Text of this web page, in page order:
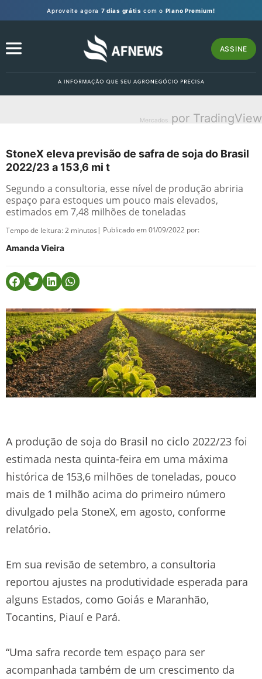
Aproveite agora 7 dias grátis com o Plano Premium!
ASSINE
Mercados por TradingView
StoneX eleva previsão de safra de soja do Brasil
2022/23 a 153,6 mi t
Segundo a consultoria, esse nível de produção abriria
espaço para estoques um pouco mais elevados,
estimados em 7,48 milhões de toneladas
Tempo de leitura:2 minutos | Publicado em 01/09/2022 por:
Amanda Vieira
A produção de soja do Brasil no ciclo 2022/23 foi
estimada nesta quinta-feira em uma máxima
histórica de 153,6 milhões de toneladas, pouco
mais de 1 milhão acima do primeiro número
divulgado pela StoneX, em agosto, conforme
relatório.
Em sua revisão de setembro, a consultoria
reportou ajustes na produtividade esperada para
alguns Estados, como Goiás e Maranhão,
Tocantins, Piauí e Pará.
“Uma safra recorde tem espaço para ser
acompanhada também de um crescimento da